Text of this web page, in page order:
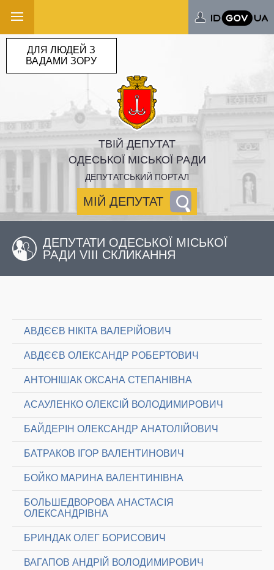
ТВІЙ ДЕПУТАТ
ОДЕСЬКОЇ МІСЬКОЇ РАДИ
ДЕПУТАТСЬКИЙ ПОРТАЛ
МІЙ ДЕПУТАТ
ДЛЯ ЛЮДЕЙ З
ВАДАМИ ЗОРУ
ДЕПУТАТИ ОДЕСЬКОЇ МІСЬКОЇ
РАДИ VIII СКЛИКАННЯ
АВДЄЄВ НІКІТА ВАЛЕРІЙОВИЧ
АВДЄЄВ ОЛЕКСАНДР РОБЕРТОВИЧ
АНТОНІШАК ОКСАНА СТЕПАНІВНА
АСАУЛЕНКО ОЛЕКСІЙ ВОЛОДИМИРОВИЧ
БАЙДЕРІН ОЛЕКСАНДР АНАТОЛІЙОВИЧ
БАТРАКОВ ІГОР ВАЛЕНТИНОВИЧ
БОЙКО МАРИНА ВАЛЕНТИНІВНА
БОЛЬШЕДВОРОВА АНАСТАСІЯ
ОЛЕКСАНДРІВНА
БРИНДАК ОЛЕГ БОРИСОВИЧ
ВАГАПОВ АНДРІЙ ВОЛОДИМИРОВИЧ